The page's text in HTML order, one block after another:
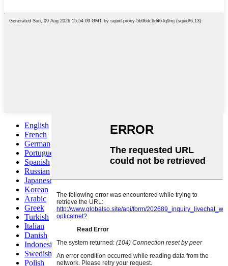
English
French
German
Portuguese
Spanish
Russian
Japanese
Korean
Arabic
Greek
Turkish
Italian
Danish
Indonesian
Swedish
Polish